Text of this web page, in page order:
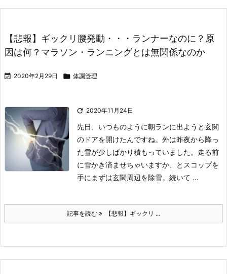
【悲報】ギックリ腰発動・・・ランナーなのに？原
因は何？マラソン・ランニングとは無関係なのか
 2020年2月29日  体調管理
 2020年11月24日
先日、いつものように朝ランに出ようと玄関
のドアを開けたんですね。 外は昨夜から降っ
た雪が少しばかり積もっていました。 走る前
に雪かき済ませちゃいますか、とスコップを
手にまずは玄関周辺を除雪。 続いて ...
記事を読む 【悲報】ギックリ ...